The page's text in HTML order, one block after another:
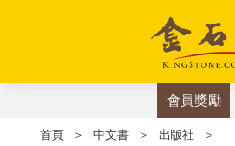
會員獎勵
首頁 ＞ 中文書 ＞ 出版社 ＞